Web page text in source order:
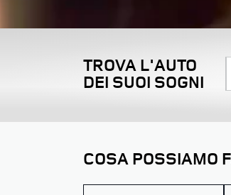
TROVA L'AUTO
DEI SUOI SOGNI
COSA POSSIAMO